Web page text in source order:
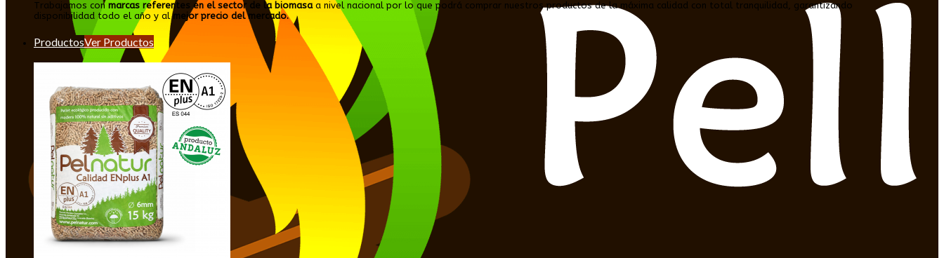
Trabajamos con marcas referentes en el sector de la biomasaa nivel nacional por lo que podrá comprar nuestros productos de la máxima calidad con total tranquilidad, garantizando
disponibilidad todo el año y almejor precio del mercado.
ProductosVer Productos